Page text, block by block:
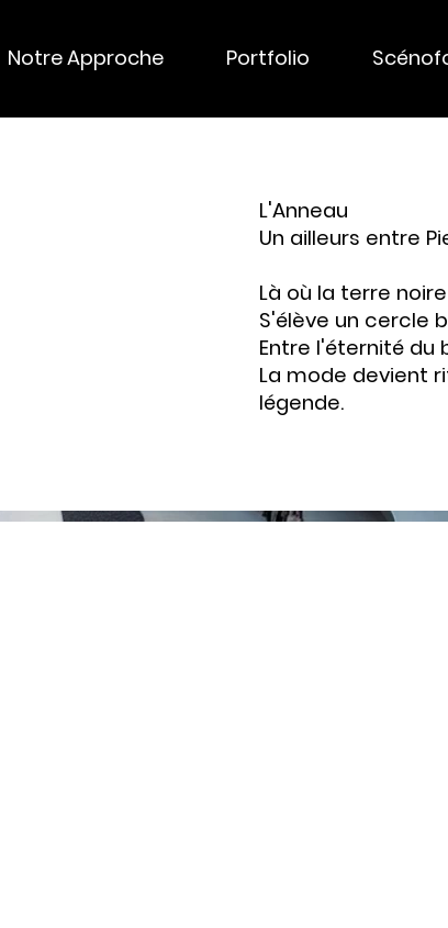
Notre Approche Portfolio
L'Anneau
Un ailleurs entre
Là où la terre
S'élève un cercle
Entre l'éternité du
La mode devient
légende.